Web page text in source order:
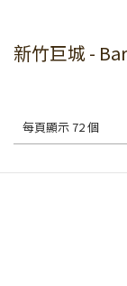
新竹巨城 -
每頁顯示 72 個